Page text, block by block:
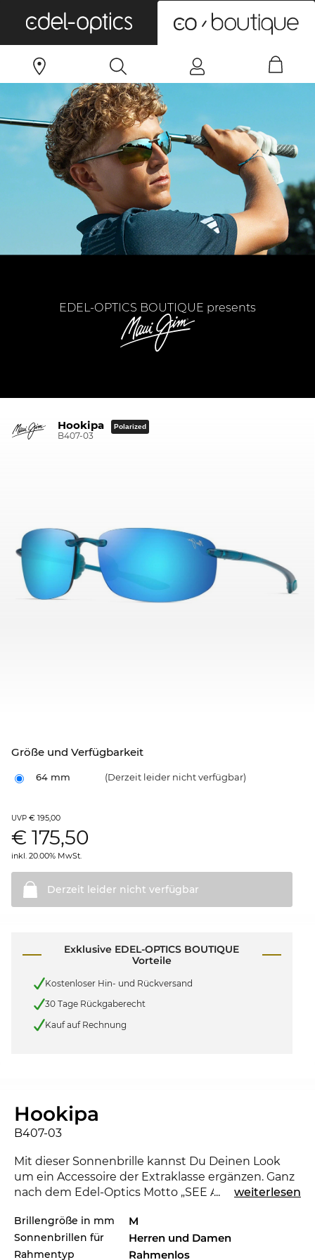
EDEL-OPTICS BOUTIQUE presents
Hookipa
B407-03
Polarized
Größe und Verfügbarkeit
64 mm (Derzeit leider nicht verfügbar)
UVP € 195,00
€ 175,50
inkl. 20.00% MwSt.
Derzeit leider nicht verfügbar
Exklusive EDEL-OPTICS BOUTIQUE
Vorteile
Kostenloser Hin- und Rückversand
30 Tage Rückgaberecht
Kauf auf Rechnung
Hookipa
B407-03
Mit dieser Sonnenbrille kannst Du Deinen Look
um ein Accessoire der Extraklasse ergänzen. Ganz
nach dem Edel-Optics Motto „SEE AND BE SEEN“
und kannst in jeder Gesellschaft beeindrucken.
Mit derMaui Jim
kannst Du zeigen, dass Du ein
Trendsetter bist. Für die laufende Saison setzt das
... weiterlesen
Brillengröße in mm M
Sonnenbrillen für Herren und Damen
Rahmentyp Rahmenlos